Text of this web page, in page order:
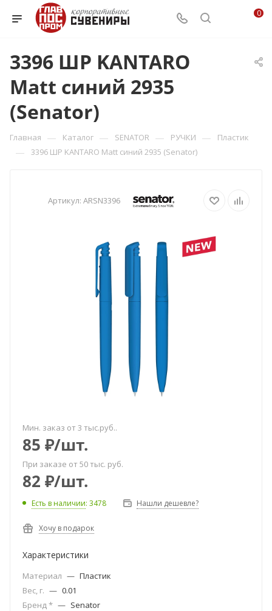
0
3396 ШР KANTARO
Matt синий 2935
(Senator)
Главная — Каталог — SENATOR — РУЧКИ — Пластик
— 3396 ШР KANTARO Matt синий 2935 (Senator)
Артикул: ARSN3396
Мин. заказ от 3 тыс.руб..
85 ₽/шт.
При заказе от 50 тыс. руб.
82 ₽/шт.
Есть в наличии: 3478 Нашли дешевле?
Хочу в подарок
Характеристики
Материал — Пластик
Вес, г. — 0.01
Бренд * — Senator